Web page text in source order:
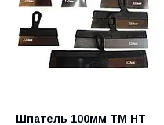
Шпатель 100мм ТМ HT